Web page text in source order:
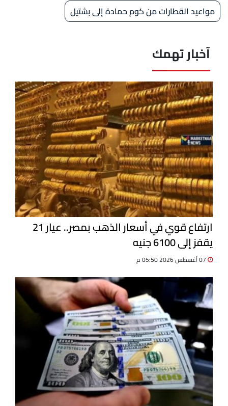
مواعيد القطارات من كوم حمادة إلى بشتيل
آخبار تهمك
ارتفاع قوي في أسعار الذهب بمصر.. عيار 21
يقفز إلى 6100 جنيه